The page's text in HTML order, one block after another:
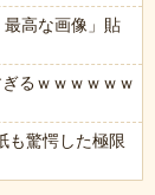
最高な画像」貼
るｗｗｗｗｗｗ
も驚愕した極限